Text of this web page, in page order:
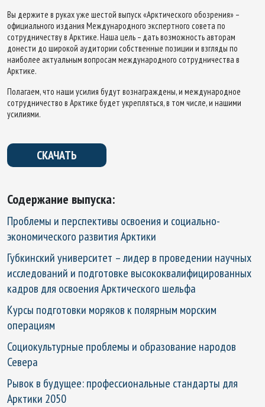
Вы держите в руках уже шестой выпуск «Арктического обозрения» –
официального издания Международного экспертного совета по
сотрудничеству в Арктике. Наша цель – дать возможность авторам
донести до широкой аудитории собственные позиции и взгляды по
наиболее актуальным вопросам международного сотрудничества в
Арктике.
Полагаем, что наши усилия будут вознаграждены, и международное
сотрудничество в Арктике будет укрепляться, в том числе, и нашими
усилиями.
СКАЧАТЬ
Содержание выпуска:
Проблемы и перспективы освоения и социально-
экономического развития Арктики
Губкинский университет – лидер в проведении научных
исследований и подготовке высококвалифицированных
кадров для освоения Арктического шельфа
Курсы подготовки моряков к полярным морским
операциям
Социокультурные проблемы и образование народов
Севера
Рывок в будущее: профессиональные стандарты для
Арктики 2050